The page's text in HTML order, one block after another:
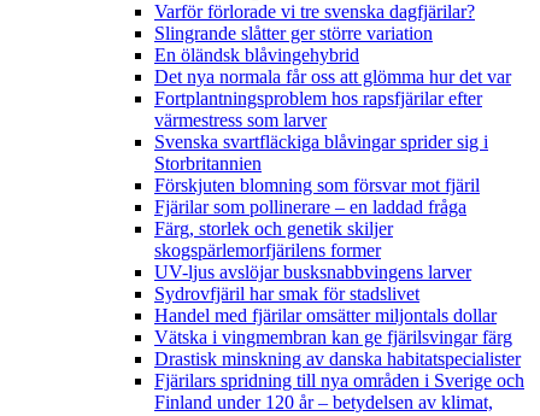
Varför förlorade vi tre svenska dagfjärilar?
Slingrande slåtter ger större variation
En öländsk blåvingehybrid
Det nya normala får oss att glömma hur det var
Fortplantningsproblem hos rapsfjärilar efter
värmestress som larver
Svenska svartfläckiga blåvingar sprider sig i
Storbritannien
Förskjuten blomning som försvar mot fjäril
Fjärilar som pollinerare – en laddad fråga
Färg, storlek och genetik skiljer
skogspärlemorfjärilens former
UV-ljus avslöjar busksnabbvingens larver
Sydrovfjäril har smak för stadslivet
Handel med fjärilar omsätter miljontals dollar
Vätska i vingmembran kan ge fjärilsvingar färg
Drastisk minskning av danska habitatspecialister
Fjärilars spridning till nya områden i Sverige och
Finland under 120 år– betydelsen av klimat,